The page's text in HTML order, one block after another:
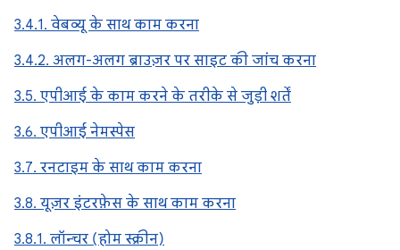
3.4.1. वेबव्यू के साथ काम करना
3.4.2. अलग-अलग ब्राउज़र पर साइट की जांच करना
3.5. एपीआई के काम करने के तरीके से जुड़ी शर्तें
3.6. एपीआई नेमस्पेस
3.7. रनटाइम के साथ काम करना
3.8. यूज़र इंटरफ़ेस के साथ काम करना
3.8.1. लॉन्चर (होम स्क्रीन)